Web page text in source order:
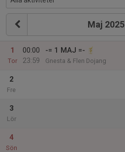
Maj 2025
1
Tor
00:00
23:59
-= 1 MAJ =-
Gnesta & Flen Dojang
2
Fre
3
Lör
4
Sön